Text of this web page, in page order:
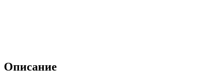
Описание